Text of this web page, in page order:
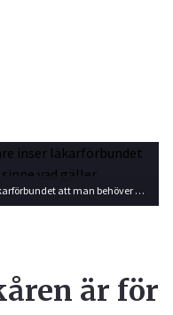
Efter ny undersökning bland läkare inser läkarförbundet att man behöver ha ett mer öppet sinne vad gäller dödshjälp. Foto: Shutterstock
är för